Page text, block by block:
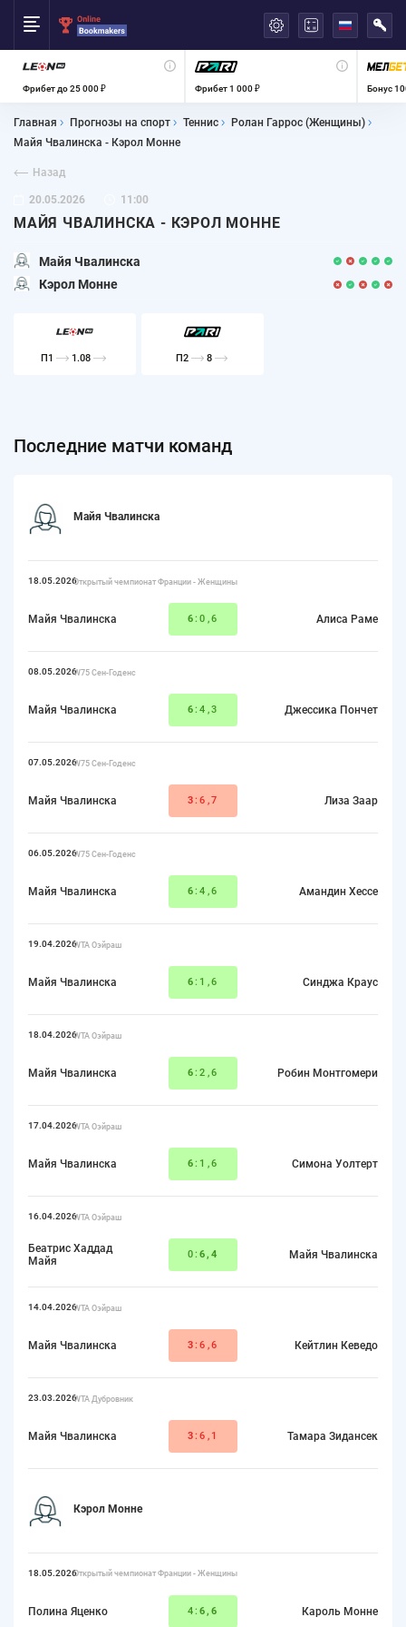
Фрибет до 25 000 ₽ Фрибет 1 000 ₽ Бонус
Главная Прогнозы на спорт Теннис
Ролан Гаррос (Женщины)
Майя Чвалинска - Кэрол Монне
Назад
20.05.2026 11:00
МАЙЯ ЧВАЛИНСКА - КЭРОЛ МОННЕ
Майя Чвалинска
Кэрол Монне
П1 1.08 П2 8
Последние матчи команд
Майя Чвалинска
18.05.2026Открытый чемпионат Франции - Женщины
Майя Чвалинска 6:0,6 Алиса Раме
08.05.2026W75 Сен-Годенс
Майя Чвалинска 6:4,3 Джессика Пончет
07.05.2026W75 Сен-Годенс
Майя Чвалинска 3:6,7 Лиза Заар
06.05.2026W75 Сен-Годенс
Майя Чвалинска 6:4,6 Амандин Хессе
19.04.2026WTA Оэйраш
Майя Чвалинска 6:1,6 Синджа Краус
18.04.2026WTA Оэйраш
Майя Чвалинска 6:2,6 Робин Монтгомери
17.04.2026WTA Оэйраш
Майя Чвалинска 6:1,6 Симона Уолтерт
16.04.2026WTA Оэйраш
Беатрис Хаддад
Майя
0: 6,4 Майя Чвалинска
14.04.2026WTA Оэйраш
Майя Чвалинска 3:6,6 Кейтлин Кеведо
23.03.2026WTA Дубровник
Майя Чвалинска 3:6,1 Тамара Зидансек
Кэрол Монне
18.05.2026Открытый чемпионат Франции - Женщины
Полина Яценко 4: 6,6 Кароль Монне